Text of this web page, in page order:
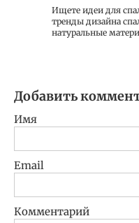
Ищете идеи для
тренды дизайна
натуральные
Добавить
Имя
Email
Комментарий